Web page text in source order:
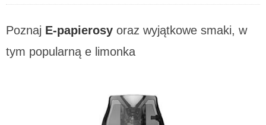
Poznaj E-papierosy oraz wyjątkowe smaki, w
tym popularną e limonka